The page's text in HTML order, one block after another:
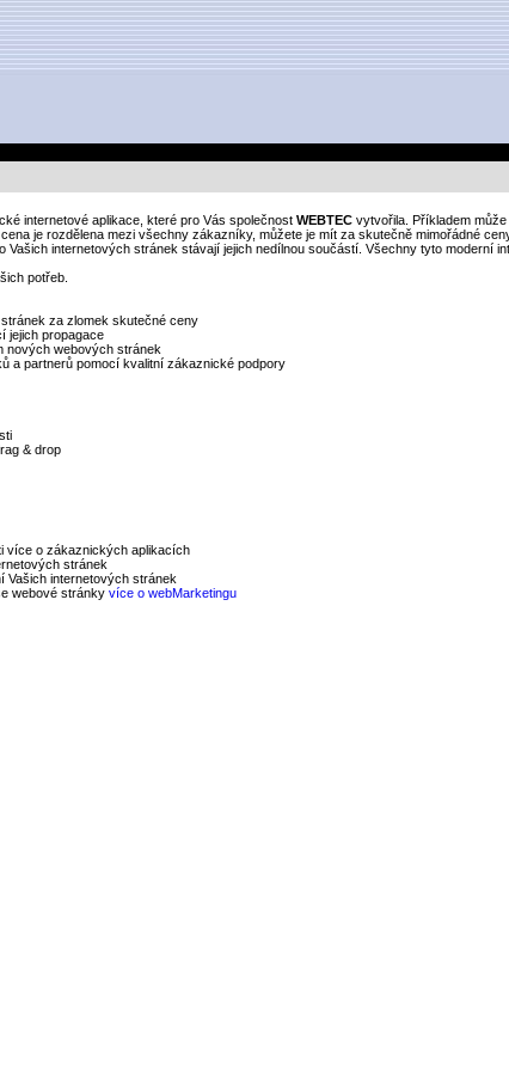
internetové aplikace, které pro Vás společnost WEBTEC vytvořila. Příkladem
je rozdělena mezi všechny zákazníky, můžete je mít za skutečně mimořádné
Vašich internetových stránek stávají jejich nedílnou součástí. Všechny tyto moderní
potřeb.
za zlomek skutečné ceny
jejich propagace
nových webových stránek
a partnerů pomocí kvalitní zákaznické podpory
& drop
více o zákaznických aplikacích
stránek
Vašich internetových stránek
webové stránky více o webMarketingu